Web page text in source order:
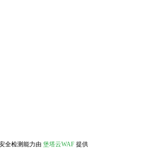
全检测能力由 堡塔云WAF 提供